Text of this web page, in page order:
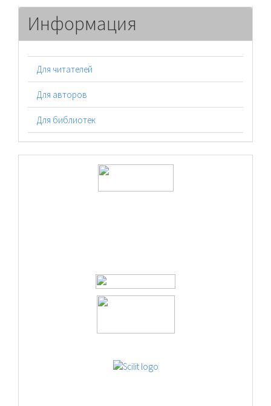
Информация
Для читателей
Для авторов
Для библиотек